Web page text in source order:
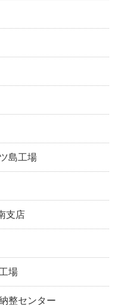
島工場
支店
場
整センター